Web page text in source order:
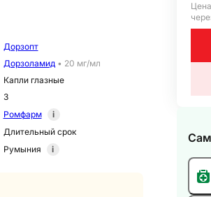
Дорзопт
Дорзоламид• 20 мг/мл
Капли глазные
3
Ромфарм
i
Длительный срок
Румыния i